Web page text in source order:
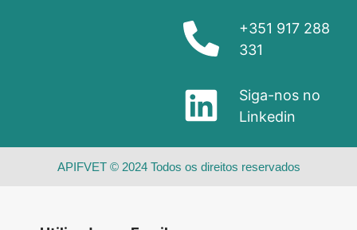
+351 917 288
331
Siga-nos no
Linkedin
APIFVET © 2024 Todos os direitos reservados